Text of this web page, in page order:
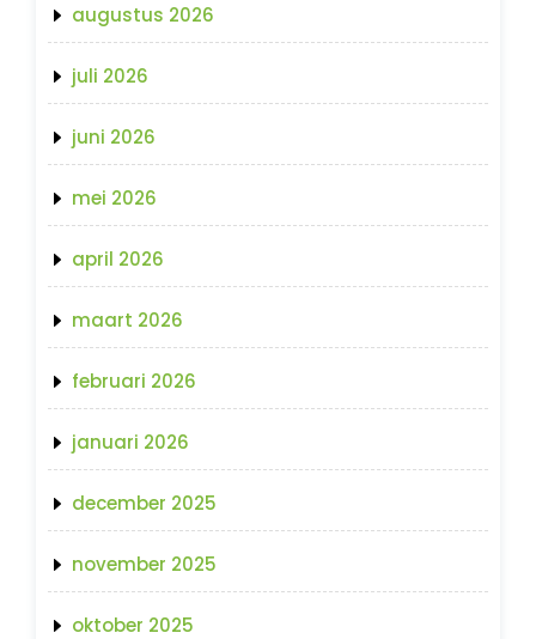
augustus 2026
juli 2026
juni 2026
mei 2026
april 2026
maart 2026
februari 2026
januari 2026
december 2025
november 2025
oktober 2025